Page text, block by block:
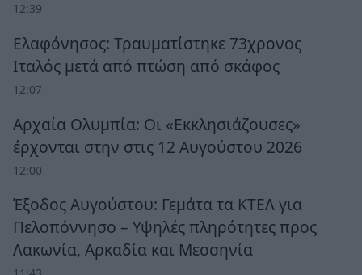
12:39
Ελαφόνησος: Τραυματίστηκε 73χρονος
Ιταλός μετά από πτώση από σκάφος
12:07
Αρχαία Ολυμπία: Οι «Εκκλησιάζουσες»
έρχονται στην στις 12 Αυγούστου 2026
12:00
Έξοδος Αυγούστου: Γεμάτα τα ΚΤΕΛ για
Πελοπόννησο – Υψηλές πληρότητες προς
Λακωνία, Αρκαδία και Μεσσηνία